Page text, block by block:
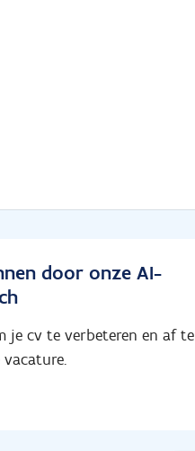
door onze AI-
je cv te verbeteren en af te
vacature.